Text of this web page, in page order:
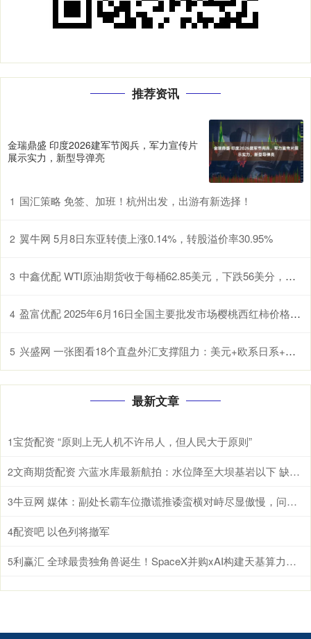
推荐资讯
金瑞鼎盛 印度2026建军节阅兵，军力宣传片
展示实力，新型导弹亮
1 国汇策略 免签、加班！杭州出发，出游有新选择！
2 翼牛网 5月8日东亚转债上涨0.14%，转股溢价率30.95%
3 中鑫优配 WTI原油期货收于每桶62.85美元，下跌56美分，跌幅0.88%
4 盈富优配 2025年6月16日全国主要批发市场樱桃西红柿价格行情
5 兴盛网 一张图看18个直盘外汇支撑阻力：美元+欧系日系+商品货币+新兴货币(2025年12月3日)
最新文章
1宝货配资 “原则上无人机不许吊人，但人民大于原则”
2 文商期货配资 六蓝水库最新航拍：水位降至大坝基岩以下 缺口和流量基本稳定
3 牛豆网 媒体：副处长霸车位撒谎推诿蛮横对峙尽显傲慢，问责公职人员不分公私
4配资吧 以色列将撤军
5 利赢汇 全球最贵独角兽诞生！SpaceX并购xAI构建天基算力网络